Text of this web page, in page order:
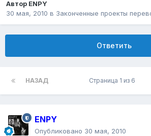
Автор ENPY
30 мая, 2010 в Законченные проекты
Ответить
НАЗАД Страница 1 из 6
ENPY
Опубликовано 30 мая, 2010